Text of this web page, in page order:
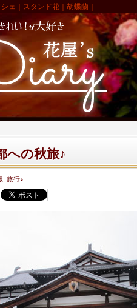
ェ｜スタンド花｜胡蝶蘭｜
への秋旅♪
旅行♪